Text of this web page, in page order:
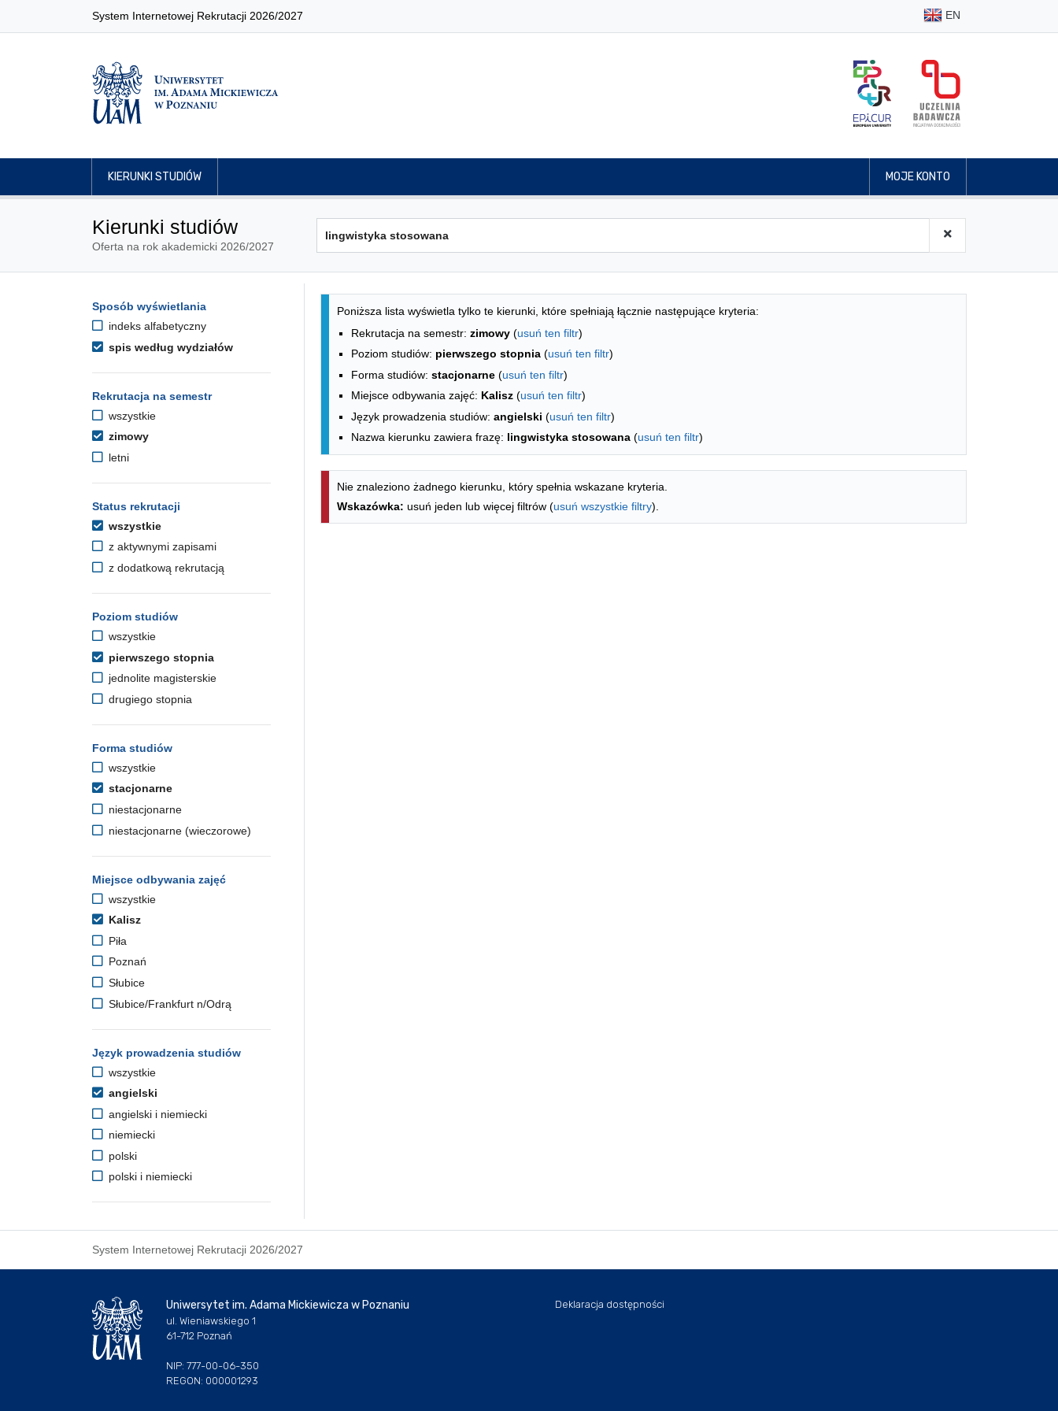
System Internetowej Rekrutacji 2026/2027 EN
KIERUNKI STUDIÓW MOJE KONTO
Kierunki studiów
Oferta na rok akademicki 2026/2027
Opcje filtrowania kierunków studiów
Przejdź do listy kierunków
Sposób wyświetlania
indeks alfabetyczny
spis według wydziałów
Rekrutacja na semestr
wszystkie
zimowy
letni
Status rekrutacji
wszystkie
z aktywnymi zapisami
z dodatkową rekrutacją
Poziom studiów
wszystkie
pierwszego stopnia
jednolite magisterskie
drugiego stopnia
Forma studiów
wszystkie
stacjonarne
niestacjonarne
niestacjonarne (wieczorowe)
Miejsce odbywania zajęć
wszystkie
Kalisz
Piła
Poznań
Słubice
Słubice/Frankfurt n/Odrą
Język prowadzenia studiów
wszystkie
angielski
angielski i niemiecki
niemiecki
polski
polski i niemiecki
Lista kierunków - spis według wydziałów
Poniższa lista wyświetla tylko te kierunki, które spełniają łącznie następujące kryteria:
Rekrutacja na semestr: zimowy (usuń ten filtr)
Poziom studiów: pierwszego stopnia (usuń ten filtr)
Forma studiów: stacjonarne (usuń ten filtr)
Miejsce odbywania zajęć: Kalisz (usuń ten filtr)
Język prowadzenia studiów: angielski (usuń ten filtr)
Nazwa kierunku zawiera frazę: lingwistyka stosowana (usuń ten filtr)
Nie znaleziono żadnego kierunku, który spełnia wskazane kryteria.
Wskazówka: usuń jeden lub więcej filtrów (usuń wszystkie filtry).
System Internetowej Rekrutacji 2026/2027
Uniwersytet im. Adama Mickiewicza w Poznaniu
ul. Wieniawskiego 1
61-712 Poznań
NIP: 777-00-06-350
REGON: 000001293
Deklaracja dostępności